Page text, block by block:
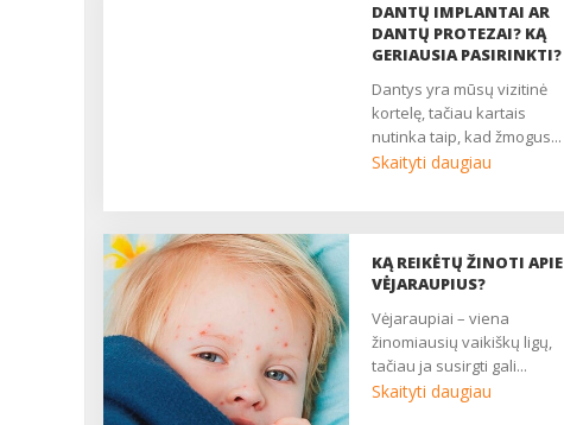
DANTŲ IMPLANTAI AR
DANTŲ PROTEZAI? KĄ
GERIAUSIA PASIRINKTI?
dantys yra mūsų vizitinė
kortelę, tačiau kartais
nutinka taip, kad žmogus...
Skaityti daugiau
KĄ REIKĖTŲ ŽINOTI APIE
VĖJARAUPIUS?
vėjaraupiai – viena
žinomiausių vaikiškų ligų,
tačiau ja susirgti gali...
Skaityti daugiau